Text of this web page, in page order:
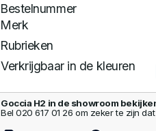
Bestelnummer
Merk
Rubrieken
Verkrijgbaar in de kleuren
Goccia H2 in de showroom
Bel 020 617 01 26 om zeker te zijn